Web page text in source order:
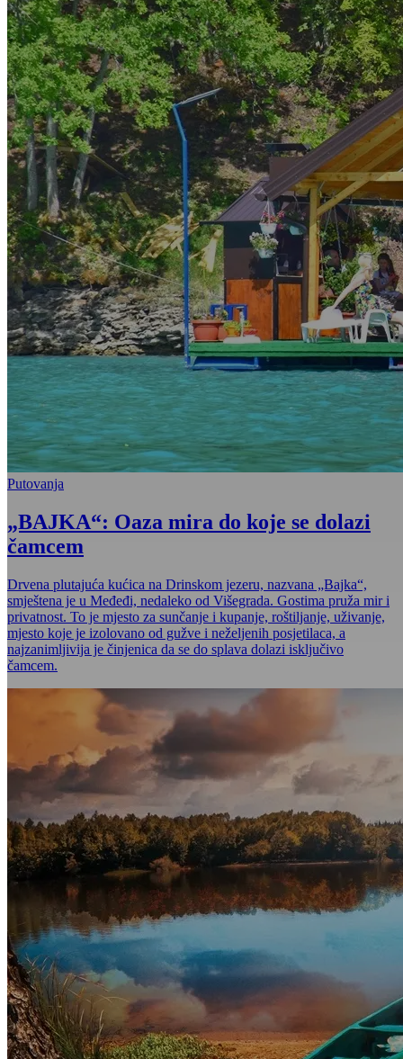
Putovanja
„BAJKA“: Oaza mira do koje se dolazi
čamcem
Drvena plutajuća kućica na Drinskom jezeru, nazvana „Bajka“,
smještena je u Međeđi, nedaleko od Višegrada. Gostima pruža mir i
privatnost. To je mjesto za sunčanje i kupanje, roštiljanje, uživanje,
mjesto koje je izolovano od gužve i neželjenih posjetilaca, a
najzanimljivija je činjenica da se do splava dolazi isključivo
čamcem.